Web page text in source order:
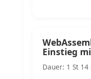
Einstieg
Dauer: 1 St 14